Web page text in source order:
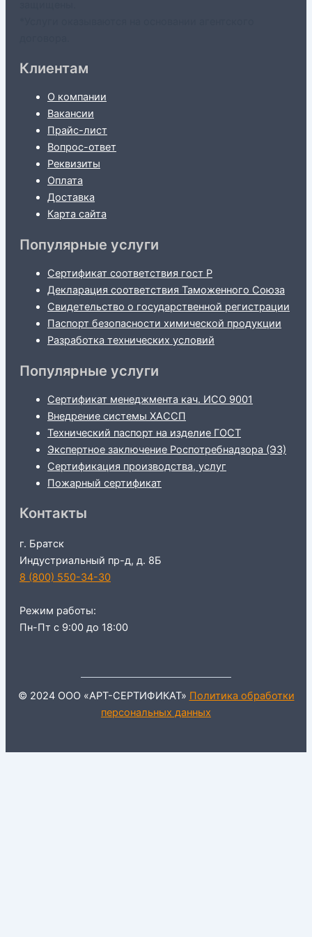
Клиентам
О компании
Вакансии
Прайс-лист
Вопрос-ответ
Реквизиты
Оплата
Доставка
Карта сайта
Популярные услуги
Сертификат соответствия гост Р
Декларация соответствия Таможенного Союза
Свидетельство о государственной регистрации
Паспорт безопасности химической продукции
Разработка технических условий
Популярные услуги
Сертификат менеджмента кач. ИСО 9001
Внедрение системы ХАССП
Технический паспорт на изделие ГОСТ
Экспертное заключение Роспотребнадзора (ЭЗ)
Сертификация производства, услуг
Пожарный сертификат
Контакты
г. Братск
Индустриальный пр-д, д. 8Б
8 (800) 550-34-30
Режим работы:
Пн-Пт с 9:00 до 18:00
© 2024 ООО «АРТ-СЕРТИФИКАТ» Политика обработки
персональных данных